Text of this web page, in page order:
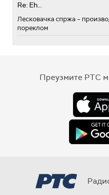
Re: Eh...
Лесковачка спржа –
пореклом
Преузмите РТС